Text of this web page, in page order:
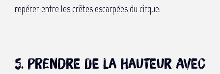
repérer entre les crêtes escarpées du cirque.
5. Prendre de la hauteur avec